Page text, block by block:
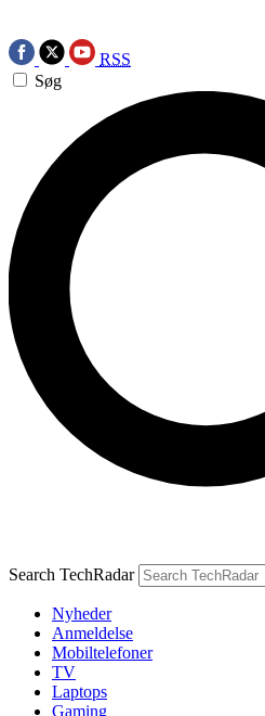
RSS
Søg
Search TechRadar
Nyheder
Anmeldelse
Mobiltelefoner
TV
Laptops
Gaming